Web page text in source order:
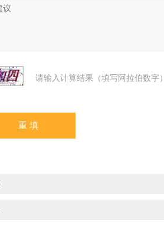
请输入计算结果（填写阿拉伯数字